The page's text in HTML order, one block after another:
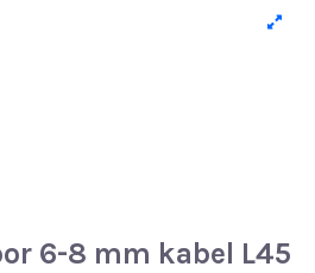
6-8 mm kabel L45